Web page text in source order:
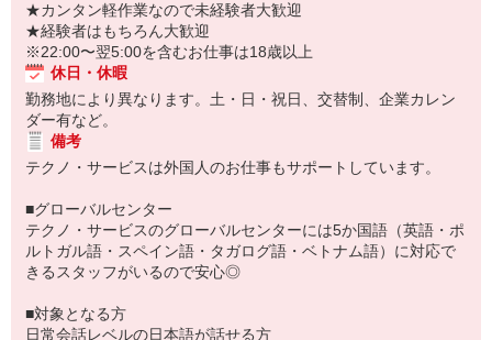
★カンタン軽作業なので未経験者大歓迎
★経験者はもちろん大歓迎
※22:00〜翌5:00を含むお仕事は18歳以上
休日・休暇
勤務地により異なります。土・日・祝日、交替制、企業カレン
ダー有など。
備考
テクノ・サービスは外国人のお仕事もサポートしています。
■グローバルセンター
テクノ・サービスのグローバルセンターには5か国語（英語・ポ
ルトガル語・スペイン語・タガログ語・ベトナム語）に対応で
きるスタッフがいるので安心◎
■対象となる方
日常会話レベルの日本語が話せる方